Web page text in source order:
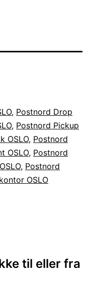
, Postnord Drop
, Postnord Pickup
OSLO, Postnord
OSLO, Postnord
, Postnord
OSLO
til eller fra